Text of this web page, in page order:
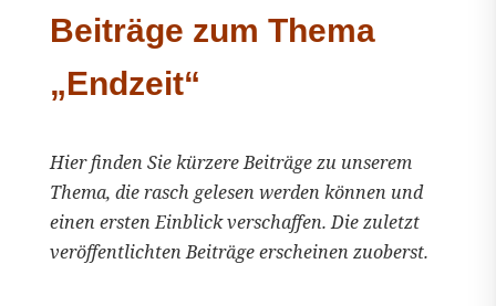
Beiträge zum Thema
„Endzeit“
Hier finden Sie kürzere Beiträge zu unserem
Thema, die rasch gelesen werden können und
einen ersten Einblick verschaffen. Die zuletzt
veröffentlichten Beiträge erscheinen zuoberst.